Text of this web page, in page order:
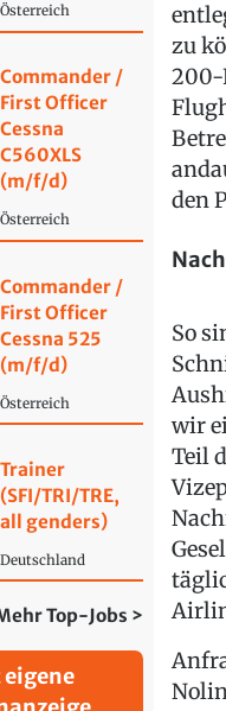
Österreich
Commander /
First Officer
Cessna
C560XLS
(m/f/d)
Österreich
Commander /
First Officer
Cessna 525
(m/f/d)
Österreich
Trainer
(SFI/TRI/TRE,
all genders)
Deutschland
Top-Jobs >
eigene
zu
200-
den
So
wir
Teil